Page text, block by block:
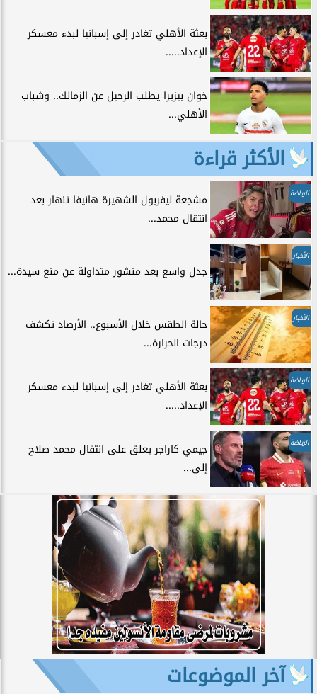
بعثة الأهلي تغادر إلى إسبانيا لبدء معسكر
الإعداد.....
خوان بيزيرا يطلب الرحيل عن الزمالك.. وشباب
الأهلي...
الأكثر قراءة
الرياضة
مشجعة ليفربول الشهيرة هانيفا تنهار بعد
انتقال محمد...
الأخبار
جدل واسع بعد منشور متداولة عن منع سيدة...
الأخبار
حالة الطقس خلال الأسبوع.. الأرصاد تكشف
درجات الحرارة...
الرياضة
بعثة الأهلي تغادر إلى إسبانيا لبدء معسكر
الإعداد.....
الرياضة
جيمي كاراجر يعلق على انتقال محمد صلاح
إلى...
آخر الموضوعات